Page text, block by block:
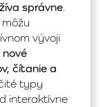
správne.
vývoji
čítanie a
typy
interaktívne